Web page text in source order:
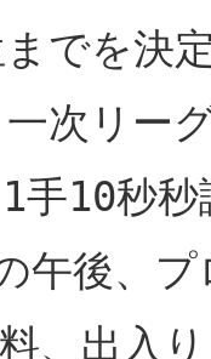
でを決
次リー
手10秒
後、プ
、出入